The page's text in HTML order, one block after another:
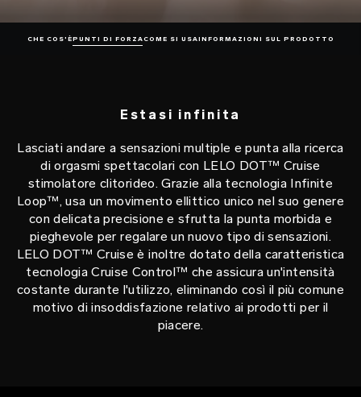
CHE COS'ÈPUNTI DI FORZACOME SI USAINFORMAZIONI SUL PRODOTTO
Estasi infinita
Lasciati andare a sensazioni multiple e punta alla ricerca
di orgasmi spettacolari con LELO DOT™ Cruise
stimolatore clitorideo. Grazie alla tecnologia Infinite
Loop™, usa un movimento ellittico unico nel suo genere
con delicata precisione e sfrutta la punta morbida e
pieghevole per regalare un nuovo tipo di sensazioni.
LELO DOT™ Cruise è inoltre dotato della caratteristica
tecnologia Cruise Control™ che assicura un'intensità
costante durante l'utilizzo, eliminando così il più comune
motivo di insoddisfazione relativo ai prodotti per il
piacere.